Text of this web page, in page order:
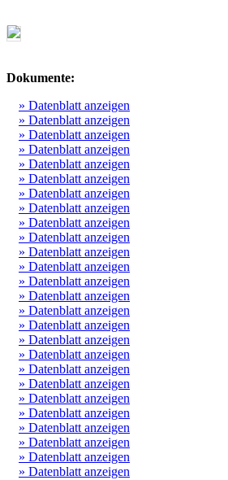
Dokumente:
» Datenblatt anzeigen
» Datenblatt anzeigen
» Datenblatt anzeigen
» Datenblatt anzeigen
» Datenblatt anzeigen
» Datenblatt anzeigen
» Datenblatt anzeigen
» Datenblatt anzeigen
» Datenblatt anzeigen
» Datenblatt anzeigen
» Datenblatt anzeigen
» Datenblatt anzeigen
» Datenblatt anzeigen
» Datenblatt anzeigen
» Datenblatt anzeigen
» Datenblatt anzeigen
» Datenblatt anzeigen
» Datenblatt anzeigen
» Datenblatt anzeigen
» Datenblatt anzeigen
» Datenblatt anzeigen
» Datenblatt anzeigen
» Datenblatt anzeigen
» Datenblatt anzeigen
» Datenblatt anzeigen
» Datenblatt anzeigen